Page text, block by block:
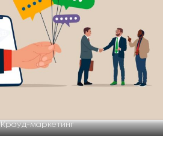
Крауд-маркетинг